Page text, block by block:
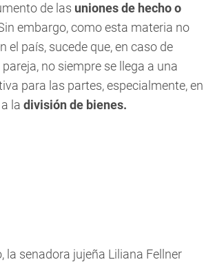
de las uniones de hecho o
embargo, como esta materia no
el país, sucede que, en caso de
no siempre se llega a una
para las partes, especialmente, en
la división de bienes.
la senadora jujeña Liliana Fellner